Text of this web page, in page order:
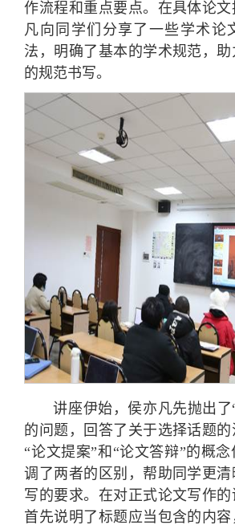
作流程和重点要点。在具体论
凡向同学们分享了一些学术论
法，明确了基本的学术规范，
的规范书写。
讲座伊始，侯亦凡先抛出了
的问题，回答了关于选择话题
“论文提案”和“论文答辩”的概
调了两者的区别，帮助同学更
写的要求。在对正式论文写作
首先说明了标题应当包含的内